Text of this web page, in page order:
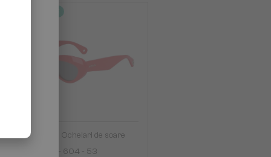
Lanvin
Ochelari de soare
LNV648S - 604 - 53